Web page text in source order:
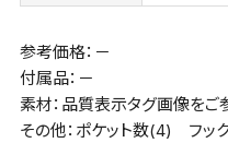
参考価格：－
付属品：－
素材：品質表示タグ画像をご
その他：ポケット数(4) フッ